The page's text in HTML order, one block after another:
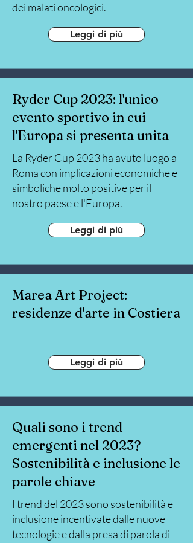
dei malati oncologici.
Leggi di più
Ryder Cup 2023: l'unico
evento sportivo in cui
l'Europa si presenta unita
La Ryder Cup 2023 ha avuto luogo a
Roma con implicazioni economiche e
simboliche molto positive per il
nostro paese e l'Europa.
Leggi di più
Marea Art Project:
residenze d'arte in Costiera
Leggi di più
Quali sono i trend
emergenti nel 2023?
Sostenibilità e inclusione le
parole chiave
I trend del 2023 sono sostenibilità e
inclusione incentivate dalle nuove
tecnologie e dalla presa di parola di